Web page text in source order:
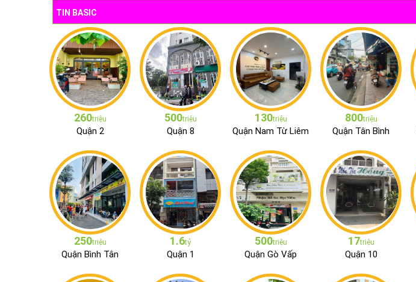
TIN BASIC
260triệu
Quận 2
500triệu
Quận 8
130triệu
Quận Nam Từ Liêm
800triệu
Quận Tân Bình
250triệu
Quận Bình Tân
1.6tỷ
Quận 1
500triệu
Quận Gò Vấp
17triệu
Quận 10